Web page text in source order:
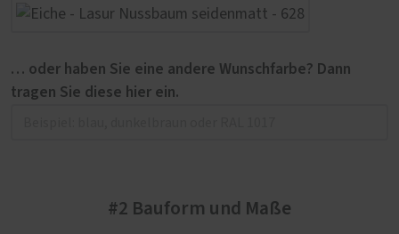
… oder haben Sie eine andere Wunschfarbe? Dann
tragen Sie diese hier ein.
#2 Bauform und Maße